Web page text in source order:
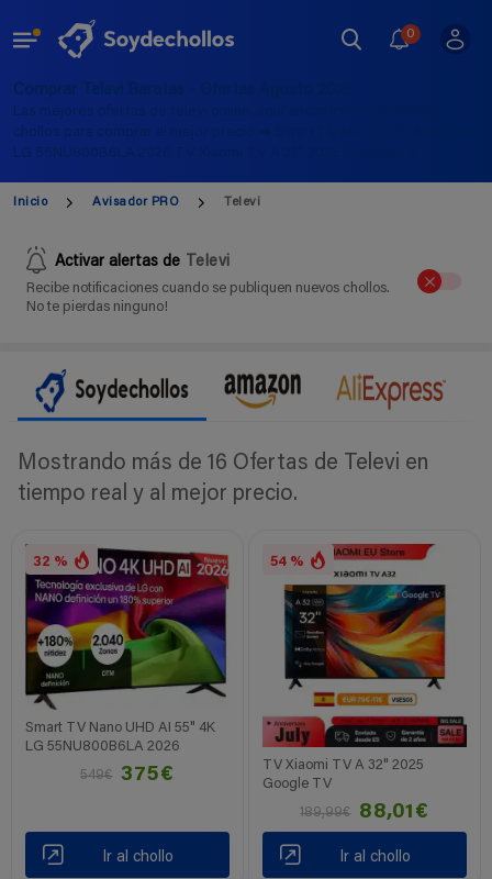
0
Comprar Televi Baratas - Ofertas Agosto 2026
Las mejores ofertas de televi online, aquí encontrarás los últimos
chollos para comprar al mejor precio ➡️ Smart TV Nano UHD AI 55" 4K
LG 55NU800B6LA 2026 TV Xiaomi TV A 32" 2025 Google TV
Inicio Avisador PRO Televi
Activar alertas de Televi
Recibe notificaciones cuando se publiquen nuevos chollos.
No te pierdas ninguno!
Mostrando más de 16 Ofertas de Televi en
tiempo real y al mejor precio.
32 %
Smart TV Nano UHD AI 55" 4K
LG 55NU800B6LA 2026
549€
375€
Ir al chollo
54 %
TV Xiaomi TV A 32" 2025
Google TV
189,99€
88,01€
Ir al chollo